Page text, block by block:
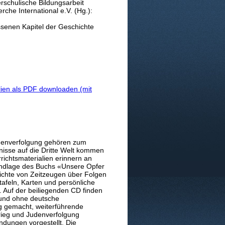
Bildungsarbeit
International e.V. (Hg.):
Kapitel der Geschichte
als PDF downloaden (mit
gehören zum
auf die Dritte Welt kommen
erinnern an
des Buchs «Unsere Opfer
von Zeitzeugen über Folgen
Karten und persönliche
der beiliegenden CD finden
ohne deutsche
gemacht, weiterführende
und Judenverfolgung
vorgestellt. Die